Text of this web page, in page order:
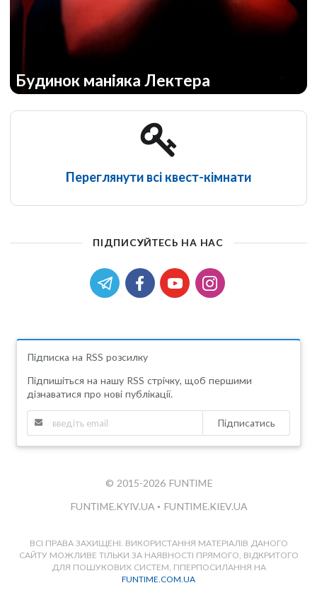
Будинок маніяка Лектера
Переглянути всі квест-кімнати
ПІДПИСУЙТЕСЬ НА НАС
Підписка на RSS розсилку
Підпишіться на нашу RSS стрічку, щоб першими
дізнаватися про нові публікації.
Підписатись
© 2015-2026 FUNTIME
FUNTIME.KYIV.UA • FUNTIME.KIEV.UA
ВСІ ПРАВА ЗАХИЩЕНІ. ВИКОРИСТАННЯ МАТЕРІАЛІВ ДАНОГО
САЙТУ МОЖЛИВЕ ТІЛЬКИ ЗА НАЯВНОСТІ ПРЯМОГО, ВІДКРИТОГО
ДЛЯ ПОШУКОВИХ СИСТЕМ, ГІПЕРПОСИЛАННЯ НА
FUNTIME.COM.UA